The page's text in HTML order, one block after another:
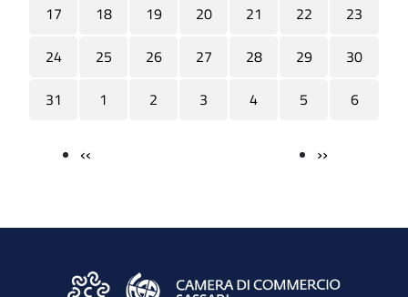
17
18 19 20 21 22
23
24
25 26 27 28 29
30
31
1 2 3 4 5 6
Paginazione
‹‹ ››